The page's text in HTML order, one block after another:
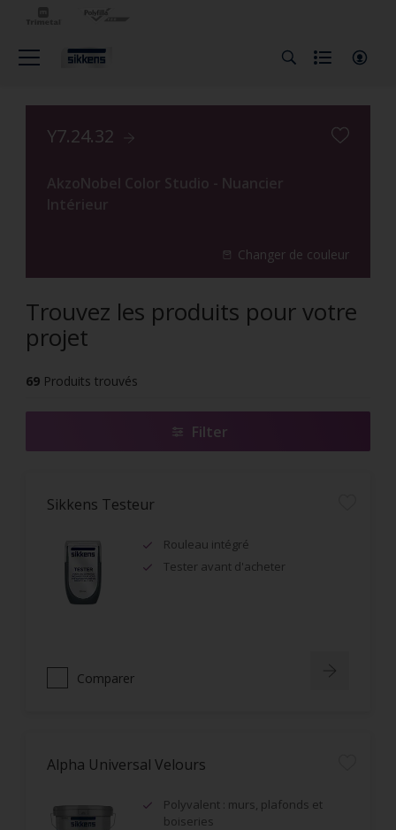
Y7.24.32
AkzoNobel Color Studio - Nuancier
Intérieur
Changer de couleur
Trouvez les produits pour votre
projet
69 Produits trouvés
Filter
Sikkens Testeur
Rouleau intégré
Tester avant d'acheter
Comparer
Alpha Universal Velours
Polyvalent : murs, plafonds et
boiseries